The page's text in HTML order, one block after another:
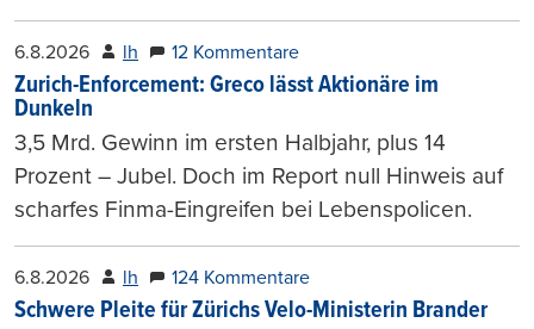
6.8.2026 lh 12 Kommentare
Zurich-Enforcement: Greco lässt Aktionäre im
Dunkeln
3,5 Mrd. Gewinn im ersten Halbjahr, plus 14
Prozent – Jubel. Doch im Report null Hinweis auf
scharfes Finma-Eingreifen bei Lebenspolicen.
6.8.2026 lh 124 Kommentare
Schwere Pleite für Zürichs Velo-Ministerin Brander